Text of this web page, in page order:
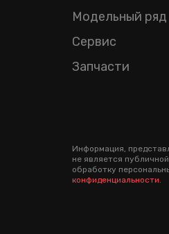
Модельный ряд
Сервис
Запчасти
Информация,
не является
обработку
конфиденциальности.